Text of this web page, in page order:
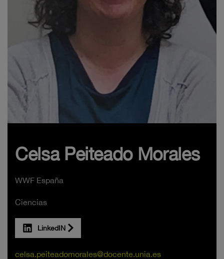
Celsa Peiteado Morales
WWF España
Ciencias
LinkedIN
celsa.peiteadomorales@docente.unia.es